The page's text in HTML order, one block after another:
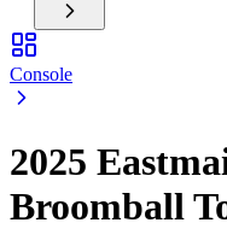
Console
2025
Broomball